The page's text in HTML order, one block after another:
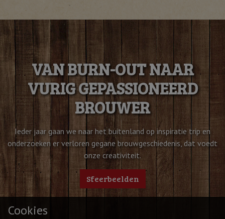
VAN BURN-OUT NAAR
VURIG GEPASSIONEERD
BROUWER
Ieder jaar gaan we naar het buitenland op inspiratie trip en
onderzoeken er verloren gegane brouwgeschiedenis, dat voedt
onze creativiteit.
Sfeerbeelden
Cookies